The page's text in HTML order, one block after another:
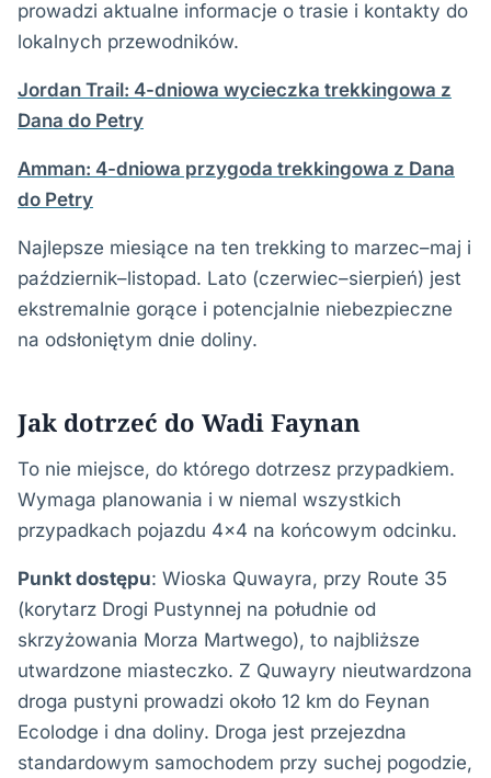
prowadzi aktualne informacje o trasie i kontakty do
lokalnych przewodników.
Jordan Trail: 4-dniowa wycieczka trekkingowa z
Dana do Petry
Amman: 4-dniowa przygoda trekkingowa z Dana
do Petry
Najlepsze miesiące na ten trekking to marzec–maj i
październik–listopad. Lato (czerwiec–sierpień) jest
ekstremalnie gorące i potencjalnie niebezpieczne
na odsłoniętym dnie doliny.
Jak dotrzeć do Wadi Faynan
To nie miejsce, do którego dotrzesz przypadkiem.
Wymaga planowania i w niemal wszystkich
przypadkach pojazdu 4×4 na końcowym odcinku.
Punkt dostępu: Wioska Quwayra, przy Route 35
(korytarz Drogi Pustynnej na południe od
skrzyżowania Morza Martwego), to najbliższe
utwardzone miasteczko. Z Quwayry nieutwardzona
droga pustyni prowadzi około 12 km do Feynan
Ecolodge i dna doliny. Droga jest przejezdna
standardowym samochodem przy suchej pogodzie,